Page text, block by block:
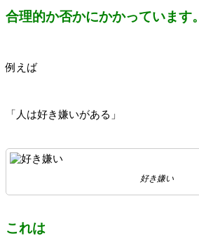
合理的か否かにかかっています。
例えば
「人は好き嫌いがある」
好き嫌い
これは